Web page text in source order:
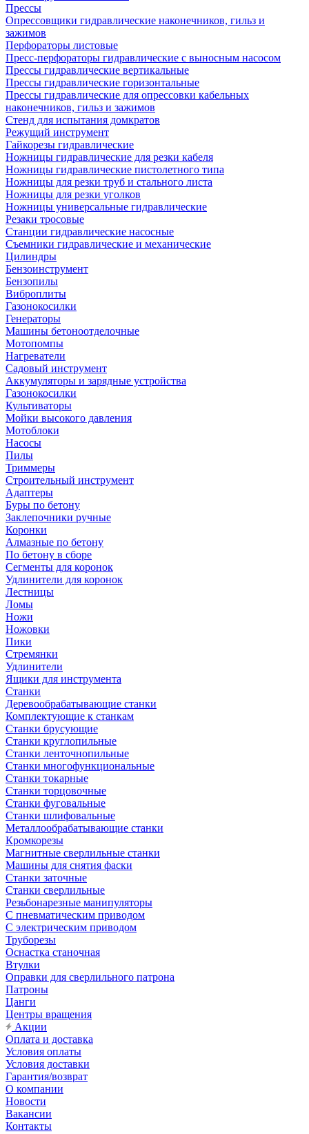
Прессы
Опрессовщики гидравлические наконечников, гильз и
зажимов
Перфораторы листовые
Пресс-перфораторы гидравлические с выносным насосом
Прессы гидравлические вертикальные
Прессы гидравлические горизонтальные
Прессы гидравлические для опрессовки кабельных
наконечников, гильз и зажимов
Стенд для испытания домкратов
Режущий инструмент
Гайкорезы гидравлические
Ножницы гидравлические для резки кабеля
Ножницы гидравлические пистолетного типа
Ножницы для резки труб и стального листа
Ножницы для резки уголков
Ножницы универсальные гидравлические
Резаки тросовые
Станции гидравлические насосные
Съемники гидравлические и механические
Цилиндры
Бензоинструмент
Бензопилы
Виброплиты
Газонокосилки
Генераторы
Машины бетоноотделочные
Мотопомпы
Нагреватели
Садовый инструмент
Аккумуляторы и зарядные устройства
Газонокосилки
Культиваторы
Мойки высокого давления
Мотоблоки
Насосы
Пилы
Триммеры
Строительный инструмент
Адаптеры
Буры по бетону
Заклепочники ручные
Коронки
Алмазные по бетону
По бетону в сборе
Сегменты для коронок
Удлинители для коронок
Лестницы
Ломы
Ножи
Ножовки
Пики
Стремянки
Удлинители
Ящики для инструмента
Станки
Деревообрабатывающие станки
Комплектующие к станкам
Станки брусующие
Станки круглопильные
Станки ленточнопильные
Станки многофункциональные
Станки токарные
Станки торцовочные
Станки фуговальные
Станки шлифовальные
Металлообрабатывающие станки
Кромкорезы
Магнитные сверлильные станки
Машины для снятия фаски
Станки заточные
Станки сверлильные
Резьбонарезные манипуляторы
С пневматическим приводом
С электрическим приводом
Труборезы
Оснастка станочная
Втулки
Оправки для сверлильного патрона
Патроны
Цанги
Центры вращения
Акции
Оплата и доставка
Условия оплаты
Условия доставки
Гарантия/возврат
О компании
Новости
Вакансии
Контакты